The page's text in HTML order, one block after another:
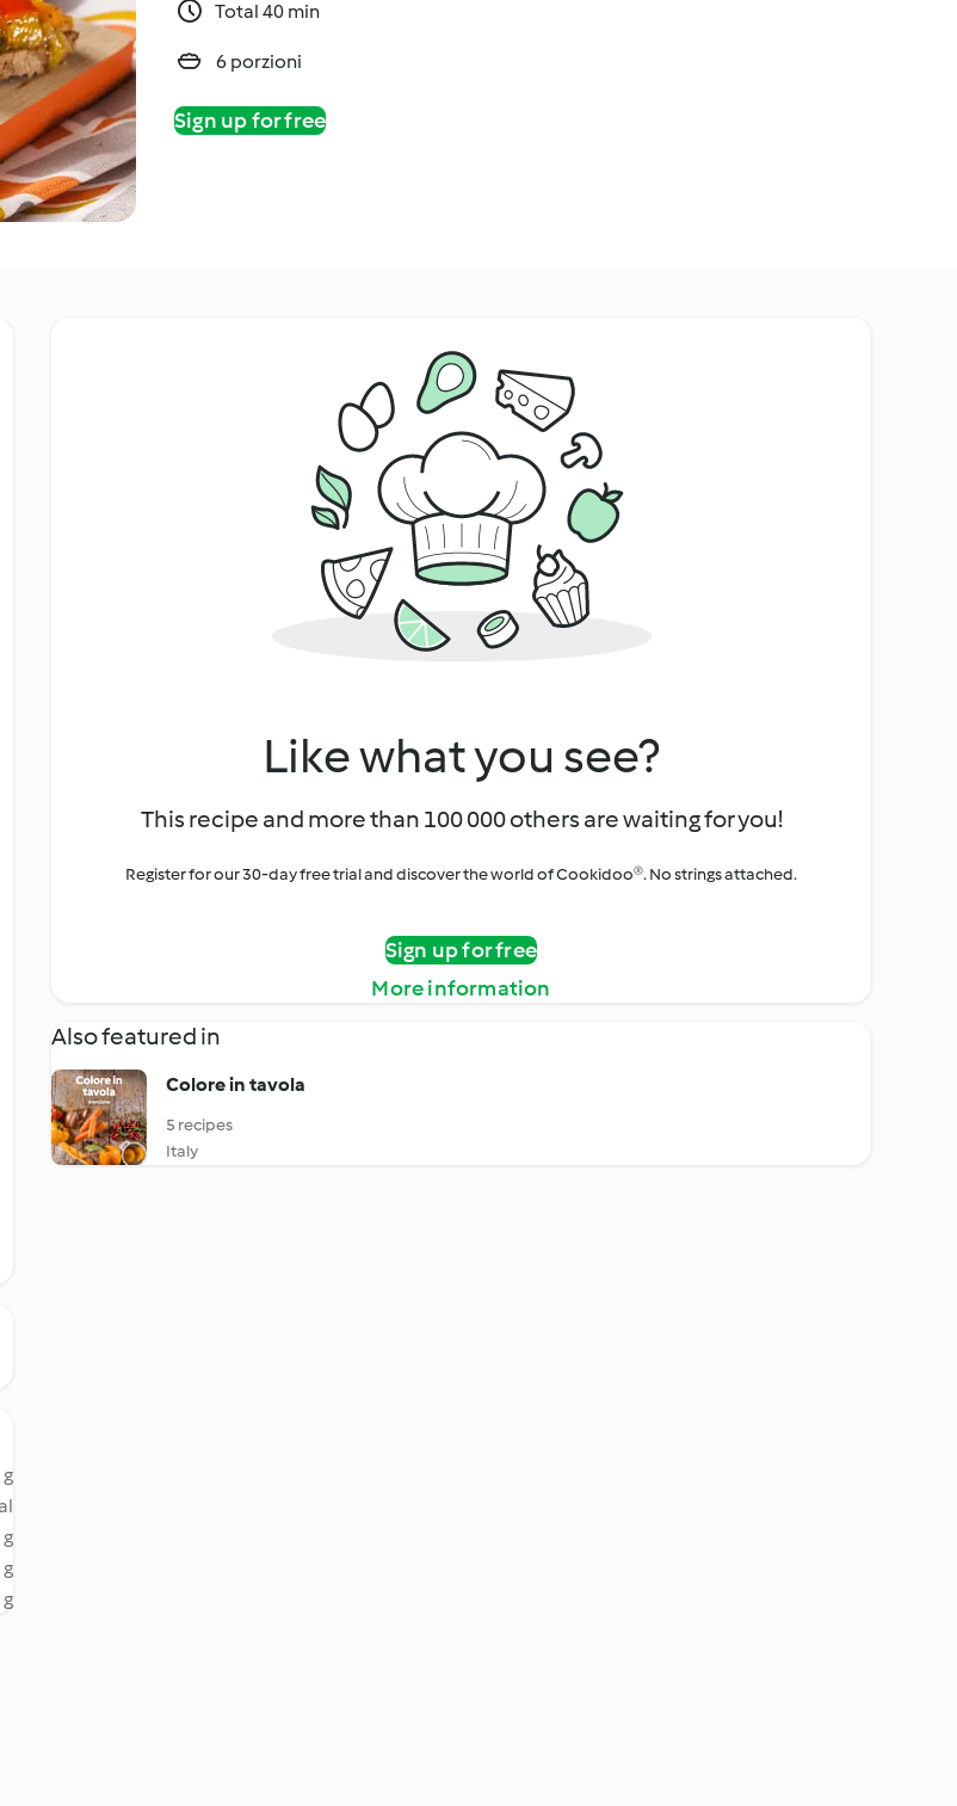
Total 40 min
6 porzioni
Sign up for free
g
g
g
g
Like what you see?
This recipe and more than 100 000 others are waiting for you!
Register for our 30-day free trial and discover the world of Cookidoo®. No strings attached.
Sign up for free
More information
Also featured in
Colore in tavola
5 recipes
Italy